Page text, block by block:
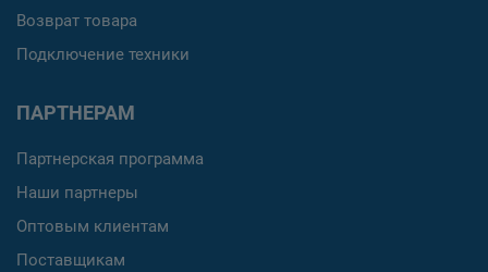
Возврат товара
Подключение техники
ПАРТНЕРАМ
Партнерская программа
Наши партнеры
Оптовым клиентам
Поставщикам